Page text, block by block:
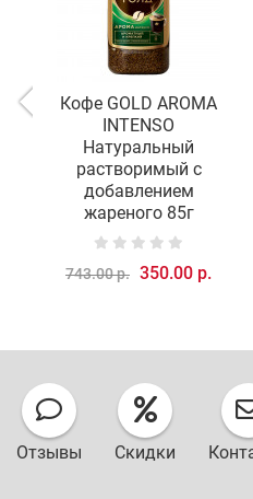
Кофе GOLD AROMA
INTENSO
Натуральный
растворимый с
добавлением
жареного 85г
743.00 р. 350.00 р.
Отзывы Скидки